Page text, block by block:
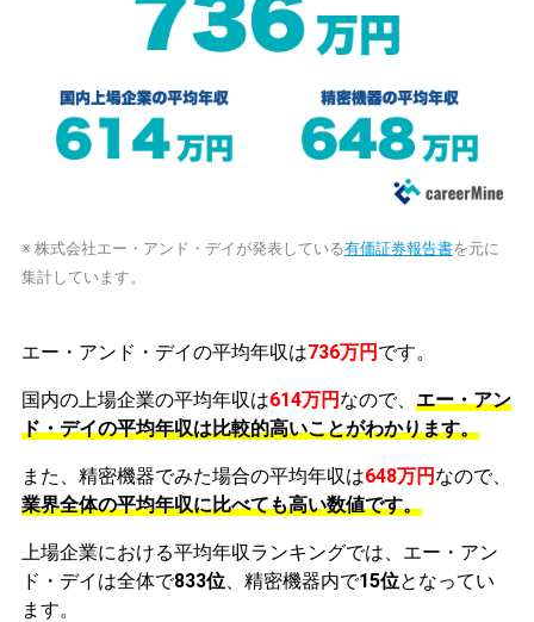
※ 株式会社エー・アンド・デイが発表している有価証券報告書を元に
集計しています。
エー・アンド・デイの平均年収は736万円 です。
国内の上場企業の平均年収は614万円 なので、 エー・アン
ド・デイの平均年収は比較的高いことがわかります。
また、精密機器でみた場合の平均年収は648万円 なので、
業界全体の平均年収に比べても高い数値です。
上場企業における平均年収ランキングでは、エー・アン
ド・デイは全体で833位、精密機器内で15位となってい
ます。